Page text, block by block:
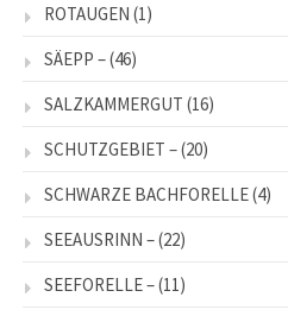
ROTAUGEN (1)
SÄEPP –(46)
SALZKAMMERGUT (16)
SCHUTZGEBIET –(20)
SCHWARZE BACHFORELLE(4)
SEEAUSRINN –(22)
SEEFORELLE –(11)